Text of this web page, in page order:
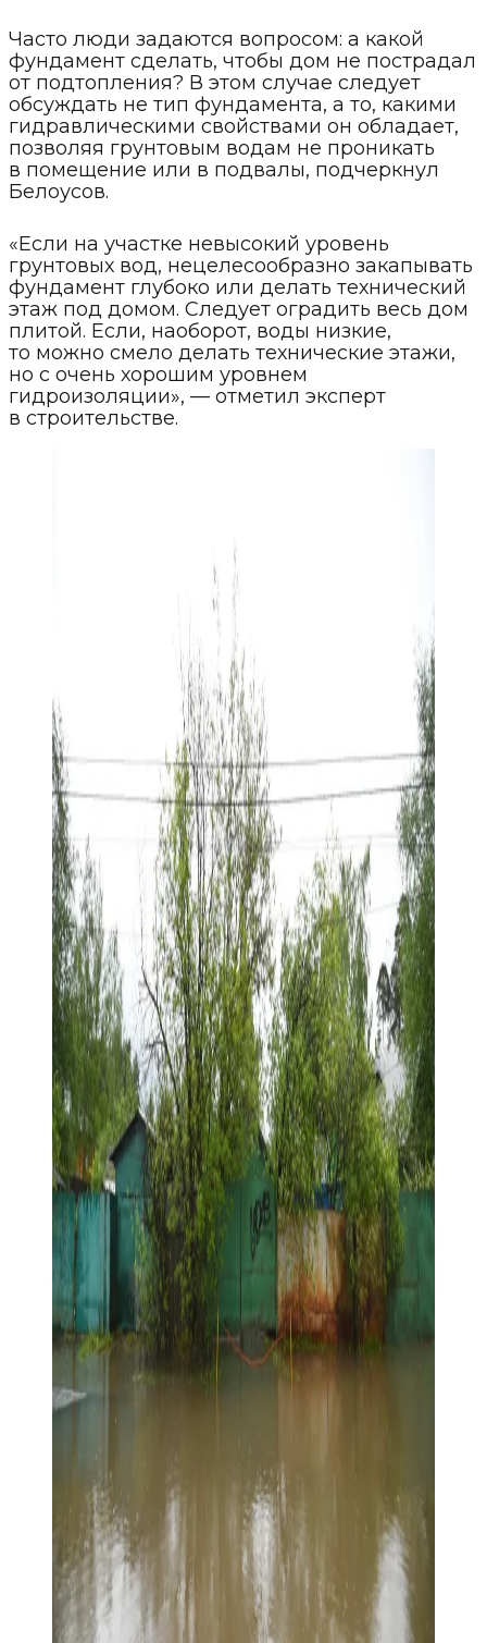
Часто люди задаются вопросом: а какой
фундамент сделать, чтобы дом не пострадал
от подтопления? В этом случае следует
обсуждать не тип фундамента, а то, какими
гидравлическими свойствами он обладает,
позволяя грунтовым водам не проникать
в помещение или в подвалы, подчеркнул
Белоусов.
«Если на участке невысокий уровень
грунтовых вод, нецелесообразно закапывать
фундамент глубоко или делать технический
этаж под домом. Следует оградить весь дом
плитой. Если, наоборот, воды низкие,
то можно смело делать технические этажи,
но с очень хорошим уровнем
гидроизоляции», — отметил эксперт
в строительстве.